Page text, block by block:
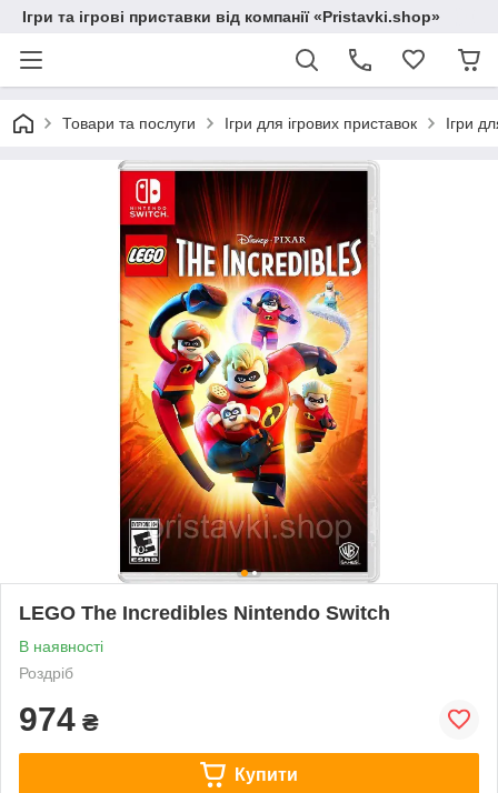
Ігри та ігрові приставки від компанії «Pristavki.shop»
Товари та послуги Ігри для ігрових приставок Ігри
LEGO The Incredibles Nintendo Switch
В наявності
Роздріб
974 ₴
Купити